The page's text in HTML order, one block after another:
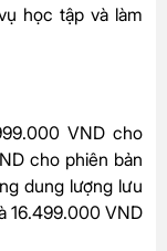
học tập và làm
VND cho
cho phiên bản
dung lượng lưu
16.499.000 VND